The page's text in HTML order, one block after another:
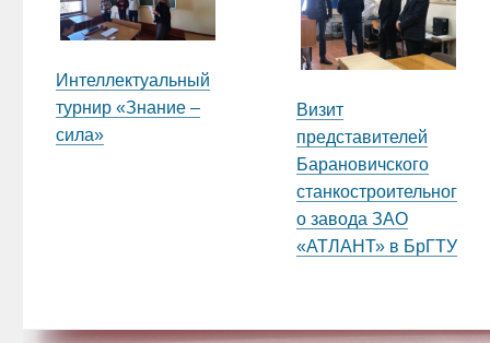
Интеллектуальный
турнир «Знание –
сила»
Визит
представителей
Барановичского
станкостроительног
о завода ЗАО
«АТЛАНТ» в БрГТУ